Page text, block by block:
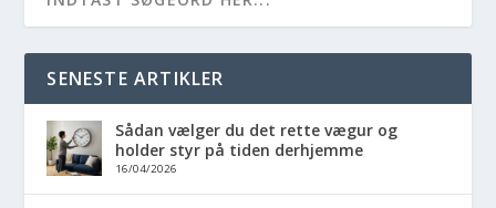
SENESTE ARTIKLER
Sådan vælger du det rette vægur og
holder styr på tiden derhjemme
16/04/2026